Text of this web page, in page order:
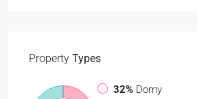
Property Types
32% Domy